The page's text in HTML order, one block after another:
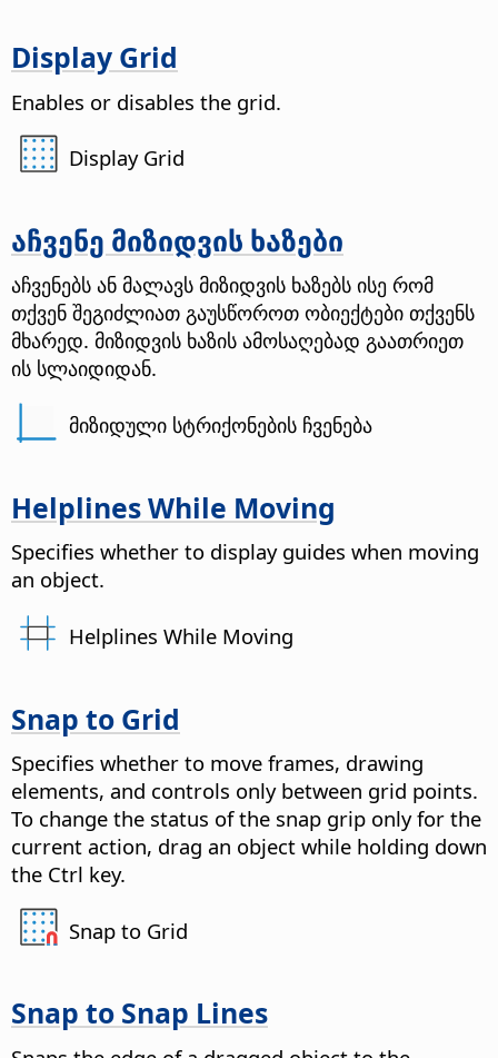
Display Grid
Enables or disables the grid.
Display Grid
აჩვენე მიზიდვის ხაზები
აჩვენებს ან მალავს მიზიდვის ხაზებს ისე რომ
თქვენ შეგიძლიათ გაუსწოროთ ობიექტები თქვენს
მხარედ. მიზიდვის ხაზის ამოსაღებად გაათრიეთ
ის სლაიდიდან.
მიზიდული სტრიქონების ჩვენება
Helplines While Moving
Specifies whether to display guides when moving
an object.
Helplines While Moving
Snap to Grid
Specifies whether to move frames, drawing
elements, and controls only between grid points.
To change the status of the snap grip only for the
current action, drag an object while holding down
the Ctrl key.
Snap to Grid
Snap to Snap Lines